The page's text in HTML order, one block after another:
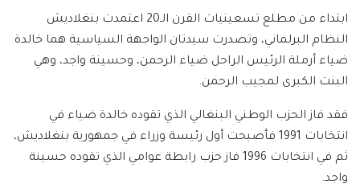
ابتداء من مطلع تسعينيات القرن الـ20 اعتمدت بنغلاديش
النظام البرلماني، وتصدرت سيدتان الواجهة السياسية هما خالدة
ضياء أرملة الرئيس الراحل ضياء الرحمن، وحسينة واجد، وهي
البنت الكبرى لمجيب الرحمن.
فقد فاز الحزب الوطني البنغالي الذي تقوده خالدة ضياء في
انتخابات 1991 فأصبحت أول رئيسة وزراء في جمهورية بنغلاديش،
ثم في انتخابات 1996 فاز حزب رابطة عوامي الذي تقوده حسينة
واجد.